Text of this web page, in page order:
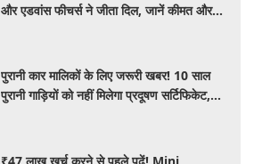
और एडवांस फीचर्स ने जीता दिल, जानें कीमत और
पुरानी कार मालिकों के लिए जरूरी खबर! 10 साल
पुरानी गाड़ियों को नहीं मिलेगा प्रदूषण सर्टिफिकेट,